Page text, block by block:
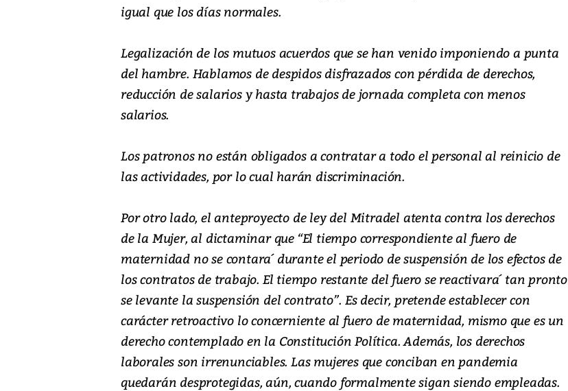
igual que los días normales.
Legalización de los mutuos acuerdos que se han venido imponiendo a punta
del hambre. Hablamos de despidos disfrazados con pérdida de derechos,
reducción de salarios y hasta trabajos de jornada completa con menos
salarios.
Los patronos no están obligados a contratar a todo el personal al reinicio de
las actividades, por lo cual harán discriminación.
Por otro lado, el anteproyecto de ley del Mitradel atenta contra los derechos
de la Mujer, al dictaminar que “El tiempo correspondiente al fuero de
maternidad no se contara´ durante el periodo de suspensión de los efectos de
los contratos de trabajo. El tiempo restante del fuero se reactivara´ tan pronto
se levante la suspensión del contrato”. Es decir, pretende establecer con
carácter retroactivo lo concerniente al fuero de maternidad, mismo que es un
derecho contemplado en la Constitución Política. Además, los derechos
laborales son irrenunciables. Las mujeres que conciban en pandemia
quedarán desprotegidas, aún, cuando formalmente sigan siendo empleadas.